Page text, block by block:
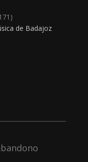
de Badajoz